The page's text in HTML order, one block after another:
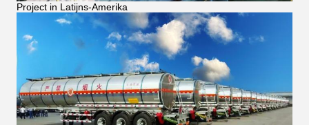
Project in Latijns-Amerika